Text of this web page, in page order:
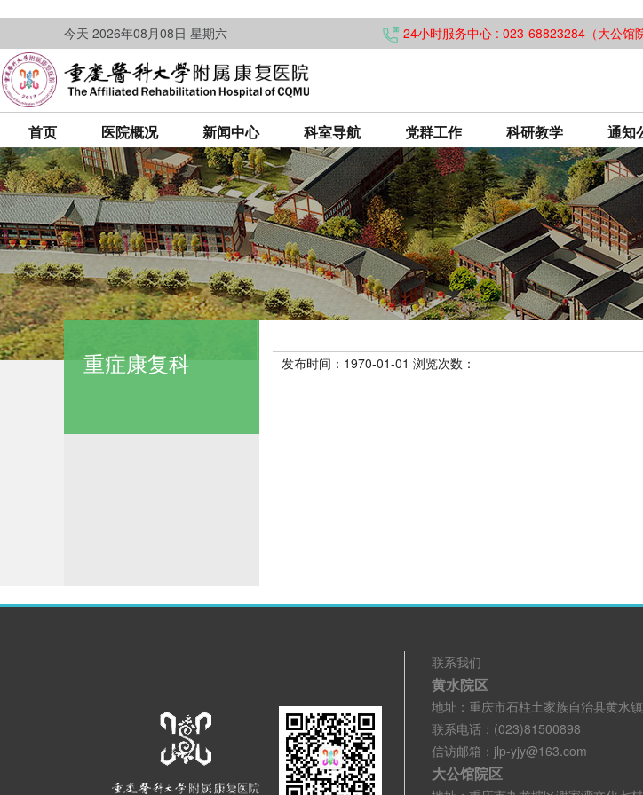
今天 2026年08月08日 星期六 24小时服务中心 : 023-68823284（大公馆
首页 医院概况 新闻中心 科室导航 党群工作 科研教学 通知
重症康复科
发布时间：1970-01-01 浏览次数：
联系我们
黄水院区
地址：重庆市石柱土家族自治县黄水
联系电话：(023)81500898
信访邮箱：jlp-yjy@163.com
大公馆院区